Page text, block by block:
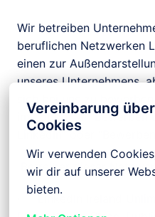
Vereinbarung über
Cookies
Wir verwenden
wir dir auf unserer
bieten.
Wir betreiben
beruflichen Netzwerken
einen zur
unseres Unternehmens,
sich bei uns zu
im Jobportal “Bewerben
LinkedIn” oder
Betreiber dieser
·     LinkedIn Ireland